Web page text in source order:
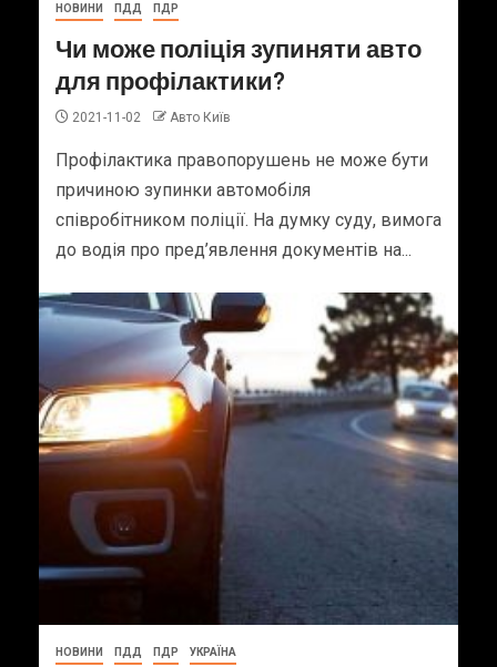
НОВИНИ ПДД ПДР
Чи може поліція зупиняти авто
для профілактики?
2021-11-02 Авто Київ
Профілактика правопорушень не може бути
причиною зупинки автомобіля
співробітником поліції. На думку суду, вимога
до водія про пред’явлення документів на...
НОВИНИ ПДД ПДР УКРАЇНА